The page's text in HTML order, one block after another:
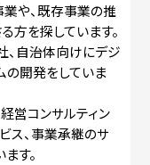
や、既存事業の推
方を探しています。
、自治体向けにデジ
の開発をしていま
営コンサルティン
ス、事業承継のサ
ます。